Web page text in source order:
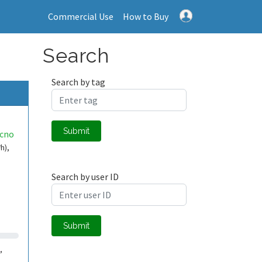
Commercial Use How to Buy
,
Search
Search by tag
Submit
Search by user ID
Submit